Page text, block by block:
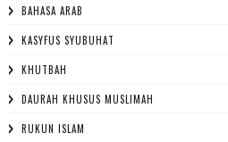
BAHASA ARAB
KASYFUS SYUBUHAT
KHUTBAH
DAURAH KHUSUS MUSLIMAH
RUKUN ISLAM